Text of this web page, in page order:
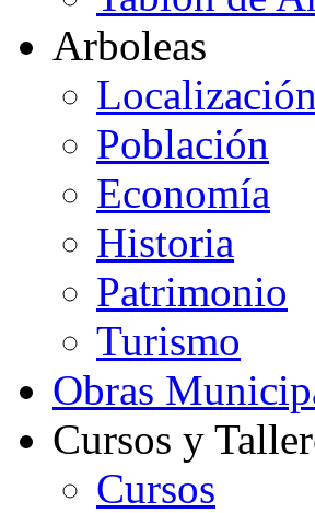
Arboleas
Localización
Población
Economía
Historia
Patrimonio
Turismo
Obras
Cursos y
Cursos